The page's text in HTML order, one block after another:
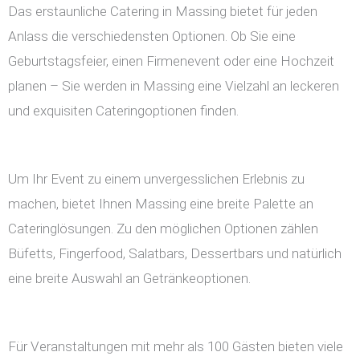
Das erstaunliche Catering in Massing bietet für jeden
Anlass die verschiedensten Optionen. Ob Sie eine
Geburtstagsfeier, einen Firmenevent oder eine Hochzeit
planen – Sie werden in Massing eine Vielzahl an leckeren
und exquisiten Cateringoptionen finden.
Um Ihr Event zu einem unvergesslichen Erlebnis zu
machen, bietet Ihnen Massing eine breite Palette an
Cateringlösungen. Zu den möglichen Optionen zählen
Büfetts, Fingerfood, Salatbars, Dessertbars und natürlich
eine breite Auswahl an Getränkeoptionen.
Für Veranstaltungen mit mehr als 100 Gästen bieten viele